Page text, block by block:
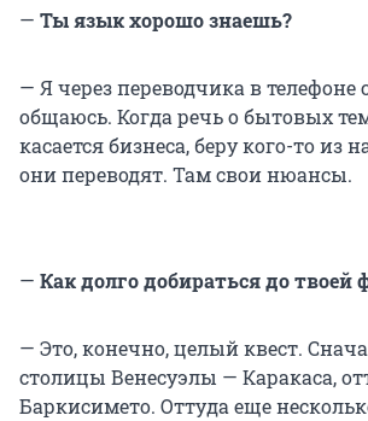
— Ты язык хорошо знаешь?
— Я через переводчика в телефоне
общаюсь. Когда речь о бытовых
касается бизнеса, беру кого-то из
они переводят. Там свои нюансы.
— Как долго добираться до твоей
— Это, конечно, целый квест.
столицы Венесуэлы — Каракаса,
Баркисимето. Оттуда еще